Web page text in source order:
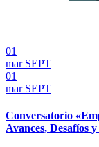
01
mar SEPT
01
mar SEPT
Conversatorio
Avances, Desafíos